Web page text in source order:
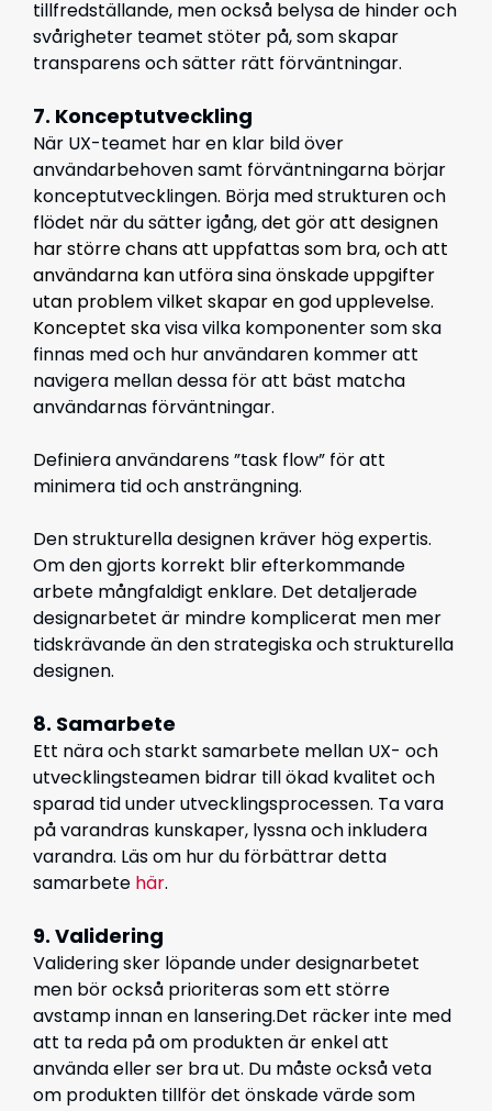
tillfredställande, men också belysa de hinder och
svårigheter teamet stöter på, som skapar
transparens och sätter rätt förväntningar.
7. Konceptutveckling
När UX-teamet har en klar bild över
användarbehoven samt förväntningarna börjar
konceptutvecklingen. Börja med strukturen och
flödet när du sätter igång,det gör att designen
har större chans att uppfattas som bra, och att
användarna kan utföra sina önskade uppgifter
utan problem vilket skapar en god upplevelse.
Konceptet skavisa vilka komponenter som ska
finnas med och hur användaren kommer att
navigera mellan dessa för att bäst matcha
användarnas förväntningar.
Definiera användarens ”task flow” för att
minimera tid och ansträngning.
Den strukturella designen kräver hög expertis.
Om den gjorts korrekt blir efterkommande
arbete mångfaldigt enklare. Det detaljerade
designarbetet är mindre komplicerat men mer
tidskrävande än den strategiska och strukturella
designen.
8. Samarbete
Ett nära och starkt samarbete mellan UX- och
utvecklingsteamen bidrar till ökad kvalitet och
sparad tid under utvecklingsprocessen. Ta vara
på varandras kunskaper, lyssna och inkludera
varandra. Läs om hur du förbättrar detta
samarbete här.
9. Validering
Validering sker löpande under designarbetet
men bör också prioriteras som ett större
avstamp innan en lansering.Det räcker inte med
att ta reda på om produkten är enkel att
använda eller ser bra ut. Du måste också veta
om produkten tillför det önskade värde som